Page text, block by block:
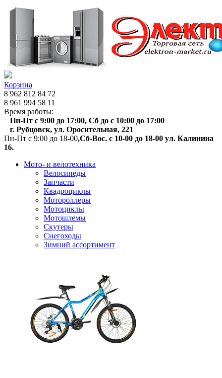
Корзина
8 962 812 84 72
8 961 994 58 11
Время работы:
Пн-Пт с 9:00 до 17:00, Сб до с 10:00 до 17:00
г. Рубцовск, ул. Оросительная, 221
Пн-Пт с 9:00 до 18-00,Сб-Вос. с 10-00 до 18-00 ул. Калинина
16.
Мото- и велотехника
Велосипеды
Запчасти
Квадроциклы
Мотороллеры
Мотоциклы
Мотошлемы
Скутеры
Снегоходы
Зимний ассортимент